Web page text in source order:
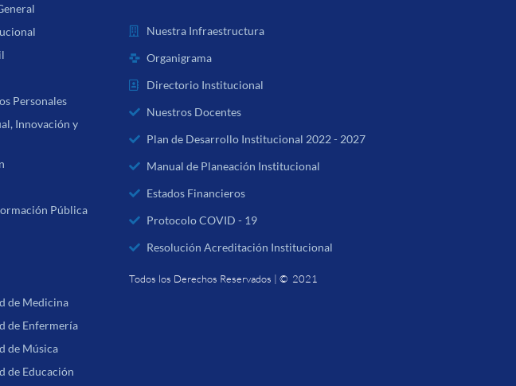
Personales
Innovación y
Pública
de Medicina
de Enfermería
de Música
de Educación
Nuestra Infraestructura
Organigrama
Directorio Institucional
Nuestros Docentes
Plan de Desarrollo Institucional 2022 - 2027
Manual de Planeación Institucional
Estados Financieros
Protocolo COVID - 19
Resolución Acreditación Institucional
Todos los Derechos Reservados | © 2021